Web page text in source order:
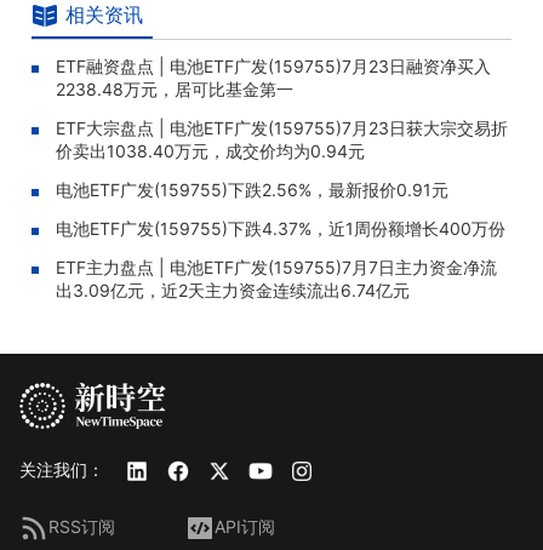
相关资讯
ETF融资盘点 | 电池ETF广发(159755)7月23日融资净买入
2238.48万元，居可比基金第一
ETF大宗盘点 | 电池ETF广发(159755)7月23日获大宗交易折
价卖出1038.40万元，成交价均为0.94元
电池ETF广发(159755)下跌2.56%，最新报价0.91元
电池ETF广发(159755)下跌4.37%，近1周份额增长400万份
ETF主力盘点 | 电池ETF广发(159755)7月7日主力资金净流
出3.09亿元，近2天主力资金连续流出6.74亿元
关注我们：
RSS订阅 API订阅